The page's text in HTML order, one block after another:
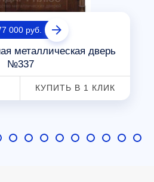
000 руб.
металлическая дверь
№337
КУПИТЬ В 1 КЛИК